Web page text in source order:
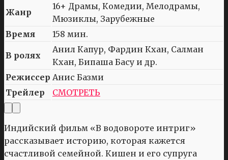
Жанр
16+ Драмы, Комедии, Мелодрамы,
Мюзиклы, Зарубежные
Время
158 мин.
В ролях
Анил Капур, Фардин Кхан, Салман
Кхан, Бипаша Басу и др.
Режиссер Анис Базми
Трейлер
СМОТРЕТЬ
Индийский фильм «В водовороте интриг»
рассказывает историю, которая кажется
счастливой семейной. Кишен и его супруга